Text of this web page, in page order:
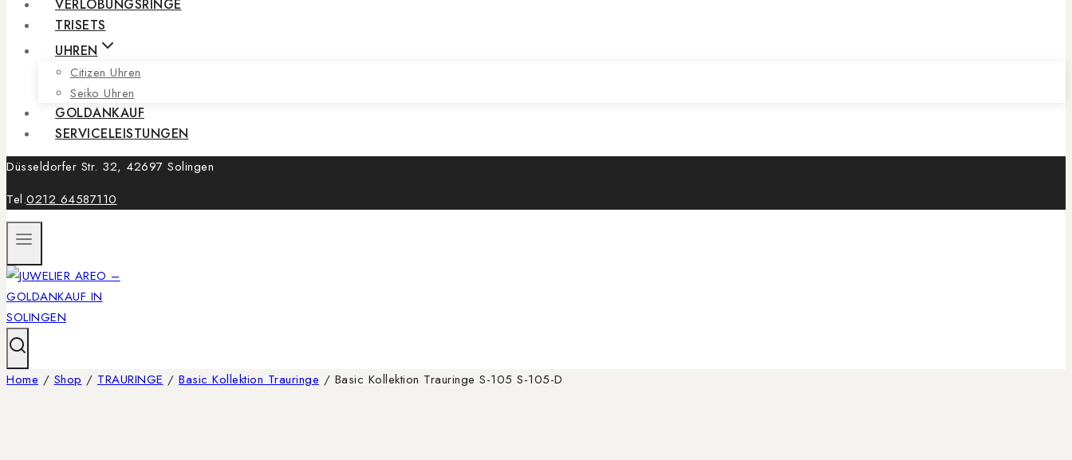
VERLOBUNGSRINGE
TRISETS
UHREN
Citizen Uhren
Seiko Uhren
GOLDANKAUF
SERVICELEISTUNGEN
Düsseldorfer Str. 32, 42697 Solingen
Tel.0212 64587110
Home / Shop / TRAURINGE / Basic Kollektion Trauringe / Basic Kollektion Trauringe S-105 S-105-D